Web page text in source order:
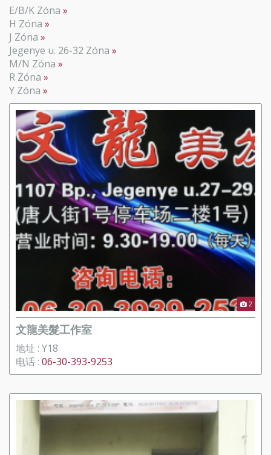
E/B/K Zóna
H Zóna
J Zóna
Jegenye u. 26-32 Zóna
M/N Zóna
R Zóna
Y Zóna
2
文龍美髮工作室
地址 : Y18
电话 : 06-30-393-9253